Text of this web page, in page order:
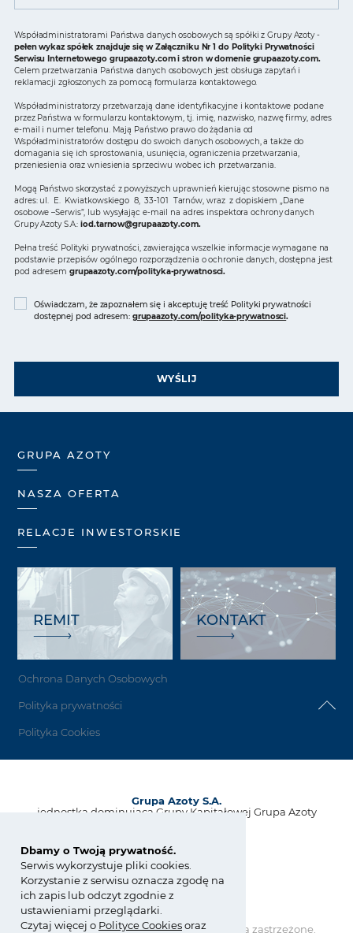
Dbamy o Twoją prywatność.
Serwis wykorzystuje pliki cookies.
Korzystanie z serwisu oznacza zgodę na
ich zapis lub odczyt zgodnie z
ustawieniami przeglądarki.
Czytaj więcej o PolityceCookiesoraz
Współadministratorami Państwa danych osobowych są spółki z Grupy Azoty -
pełen wykaz spółek znajduje się w Załączniku Nr 1 do Polityki Prywatności
Serwisu Internetowego grupaazoty.com i stron w domenie grupaazoty.com.
Celem przetwarzania Państwa danych osobowych jest obsługa zapytań i
reklamacji zgłoszonych za pomocą formularza kontaktowego.
Współadministratorzy przetwarzają dane identyfikacyjne i kontaktowe podane
przez Państwa w formularzu kontaktowym, tj. imię, nazwisko, nazwę firmy, adres
e-mail i numer telefonu. Mają Państwo prawo do żądania od
Współadministratorów dostępu do swoich danych osobowych, a także do
domagania się ich sprostowania, usunięcia, ograniczenia przetwarzania,
przeniesienia oraz wniesienia sprzeciwu wobec ich przetwarzania.
Mogą Państwo skorzystać z powyższych uprawnień kierując stosowne pismo na
adres: ul. E. Kwiatkowskiego 8, 33-101 Tarnów, wraz z dopiskiem „Dane
osobowe –Serwis”, lub wysyłając e-mail na adres inspektora ochrony danych
Grupy Azoty S.A.:iod.tarnow@grupaazoty.com.
Pełna treść Polityki prywatności, zawierająca wszelkie informacje wymagane na
podstawie przepisów ogólnego rozporządzenia o ochronie danych, dostępna jest
pod adresem grupaazoty.com/polityka-prywatnosci.
Oświadczam, że zapoznałem się i akceptuję treść Polityki prywatności
dostępnej pod adresem: grupaazoty.com/polityka-prywatnosci.
WYŚLIJ
GRUPA AZOTY
NASZA OFERTA
RELACJE INWESTORSKIE
REMIT KONTAKT
Ochrona Danych Osobowych
Polityka prywatności
Polityka Cookies
Grupa Azoty S.A.
jednostka dominująca Grupy Kapitałowej Grupa Azoty
33-101 Tarnów, Polska
tel.:+48 14 637 37 37
fax: +48 14 633 07 18
kontakt@grupaazoty.com
Copyright © Grupa Azoty. Wszelkie prawa zastrzeżone.